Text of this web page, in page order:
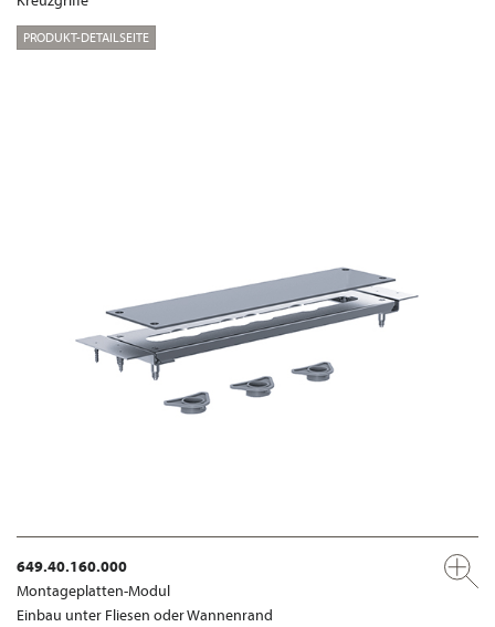
PRODUKT-DETAILSEITE
649.40.160.000
Montageplatten-Modul
Einbau unter Fliesen oder Wannenrand